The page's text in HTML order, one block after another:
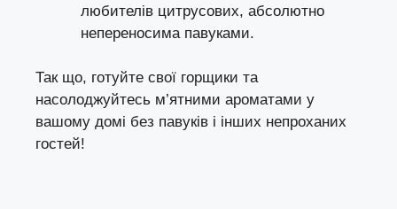
любителів цитрусових, абсолютно
непереносима павуками.
Так що, готуйте свої горщики та
насолоджуйтесь м’ятними ароматами у
вашому домі без павуків і інших непроханих
гостей!